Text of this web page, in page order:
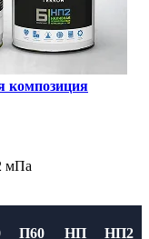
композиция
мПа
П60 НП
НП2